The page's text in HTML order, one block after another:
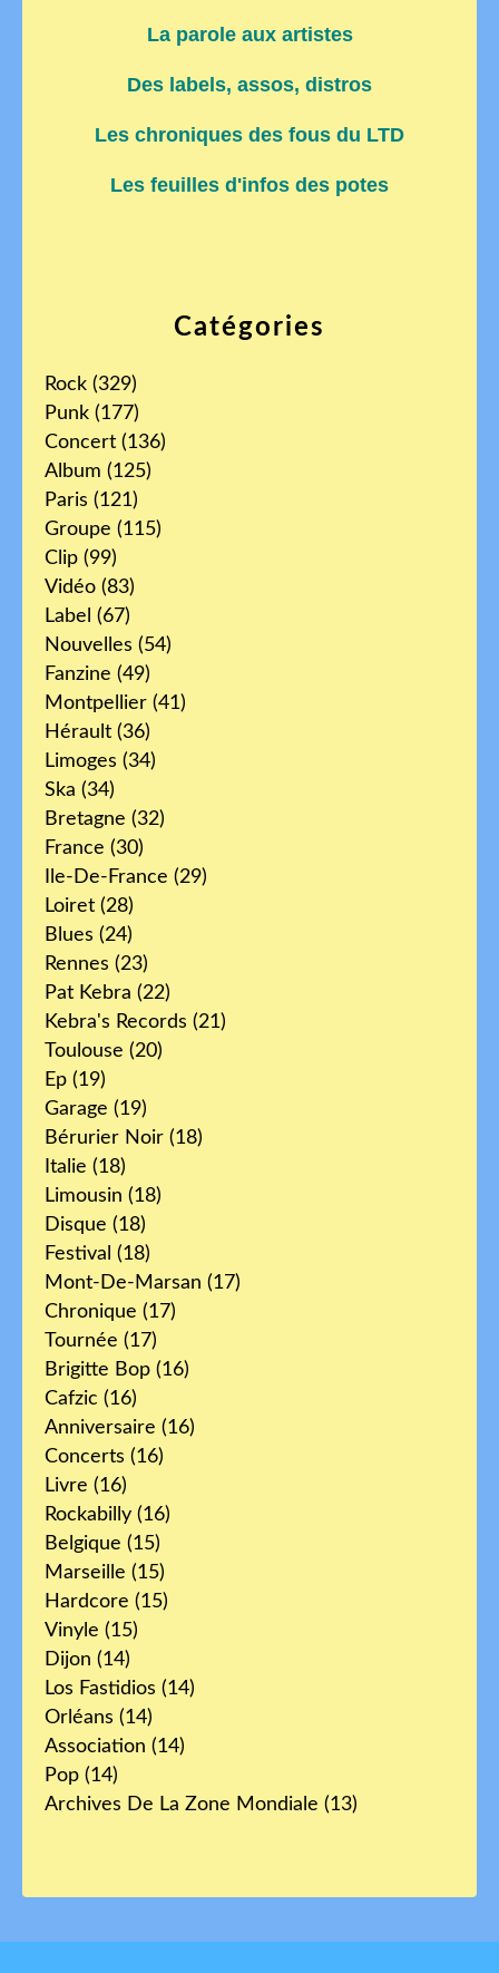
Catégories
Rock (329)
Punk (177)
Concert (136)
Album (125)
Paris (121)
Groupe (115)
Clip (99)
Vidéo (83)
Label (67)
Nouvelles (54)
Fanzine (49)
Montpellier (41)
Hérault (36)
Limoges (34)
Ska (34)
Bretagne (32)
France (30)
Ile-De-France (29)
Loiret (28)
Blues (24)
Rennes (23)
Pat Kebra (22)
Kebra's Records (21)
Toulouse (20)
Ep (19)
Garage (19)
Bérurier Noir (18)
Italie (18)
Limousin (18)
Disque (18)
Festival (18)
Mont-De-Marsan (17)
Chronique (17)
Tournée (17)
Brigitte Bop (16)
Cafzic (16)
Anniversaire (16)
Concerts (16)
Livre (16)
Rockabilly (16)
Belgique (15)
Marseille (15)
Hardcore (15)
Vinyle (15)
Dijon (14)
Los Fastidios (14)
Orléans (14)
Association (14)
Pop (14)
Archives De La Zone Mondiale (13)
La parole aux artistes
Des labels, assos, distros
Les chroniques des fous du LTD
Les feuilles d'infos des potes